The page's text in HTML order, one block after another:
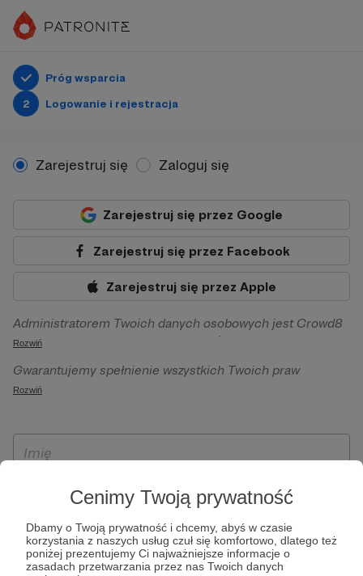
Cenimy Twoją prywatność
Dbamy o Twoją prywatność i chcemy, abyś w czasie
korzystania z naszych usług czuł się komfortowo, dlatego też
poniżej prezentujemy Ci najważniejsze informacje o
zasadach przetwarzania przez nas Twoich danych
Próg wsparcia
2
Logowanie i rejestracja
Zarejestruj się Zaloguj się
Zarejestruj się przez Google
Zarejestruj się przez Facebook
Zarejestruj się przez Apple
Administratorem Twoich danych osobowych jest Crowd8
sp. z o.o. z siedziba w Warszawie, ul. Żwirki i Wigury 16, 02-
092 Warszawa. Twoje dane osobowe będą przetwarzane w
szczególności w celu wykonania umowy zawartej z Tobą, w
Patronite.pl, w tym możliwości dokonywania oraz
otrzymywania wsparcia na naszej platformie oraz
Rozwiń
Gwarantujemy spełnienie wszystkich Twoich praw
wynikających z ogólnego rozporządzenia o ochronie
ich przenoszenia, niepodlegania zautomatyzowanemu
wyrażenia sprzeciwu wobec przetwarzania Twoich danych
osobowych. Rejestracja dla osób niepełnoletnich możliwa
jest po przekazaniu podpisanego formularza "Zgodna na
założenie konta przez osobę niepełnoletnią", formularz
dostępny jest na stronie regulaminu Patronite.pl.
Rozwiń